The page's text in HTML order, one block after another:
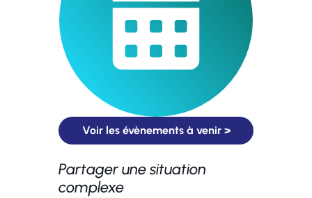
Voir les évènements à venir >
Partager une situation
complexe